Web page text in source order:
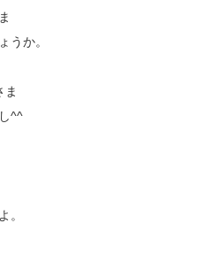
うか。
ま
^^
。